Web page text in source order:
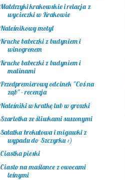
Małdrzyki krakowskie i relacja z
wycieczki w Krakowie
Naleśnikowy motyl
Kruche babeczki z budyniem i
winogronem
Kruche babeczki z budyniem i
malinami
Przedpremierowy odcinek "Coś na
ząb" - recenzja
Naleśniki w kratkę lub w groszki
Szarlotka ze śliwkami suszonymi
Sałatka brokułowa i migawki z
wypadu do Szczyrku :)
Ciastka pieski
Ciasto na maślance z owocami
leśnymi